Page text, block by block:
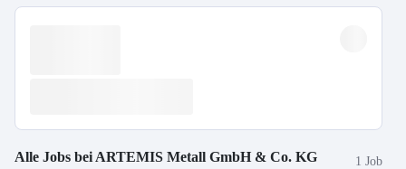
Alle Jobs bei ARTEMIS Metall GmbH & Co. KG 1 Job